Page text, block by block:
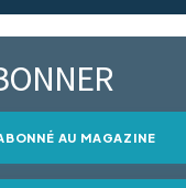
AU MAGAZINE